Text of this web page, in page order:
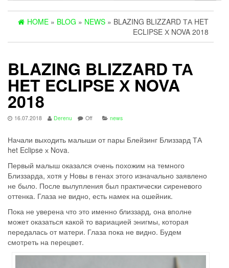
HOME » BLOG » NEWS » BLAZING BLIZZARD ТА HET
ECLIPSE Х NOVA 2018
BLAZING BLIZZARD ТА
HET ECLIPSE Х NOVA
2018
16.07.2018 Derenu Off news
Начали выходить малыши от пары Блейзинг Близзард ТА
het Eclipse х Nova.
Первый малыш оказался очень похожим на темного
Близзарда, хотя у Новы в генах этого изначально заявлено
не было. После вылупления был практически сиреневого
оттенка. Глаза не видно, есть намек на ошейник.
Пока не уверена что это именно близзард, она вполне
может оказаться какой то вариацией энигмы, которая
передалась от матери. Глаза пока не видно. Будем
смотреть на перецвет.